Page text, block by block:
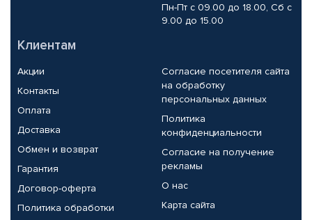
Пн-Пт с 09.00 до 18.00, Сб с
9.00 до 15.00
Клиентам
Акции
Контакты
Оплата
Доставка
Обмен и возврат
Гарантия
Договор-оферта
Политика обработки
Согласие посетителя сайта
на обработку
персональных данных
Политика
конфиденциальности
Согласие на получение
рекламы
О нас
Карта сайта